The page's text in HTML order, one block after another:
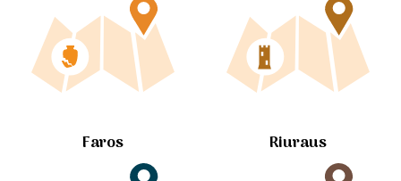
Faros Riuraus